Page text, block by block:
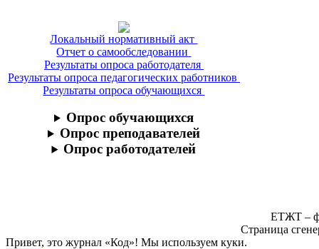
Локальный нормативный акт
Отчет о самообследовании
Результаты опроса работодателя
Результаты опроса педагогических работников
Результаты опроса обучающихся
Опрос обучающихся
Опрос преподавателей
Опрос работодателей
ЕТЖТ –
Страница
Привет, это журнал «Код»! Мы используем куки.